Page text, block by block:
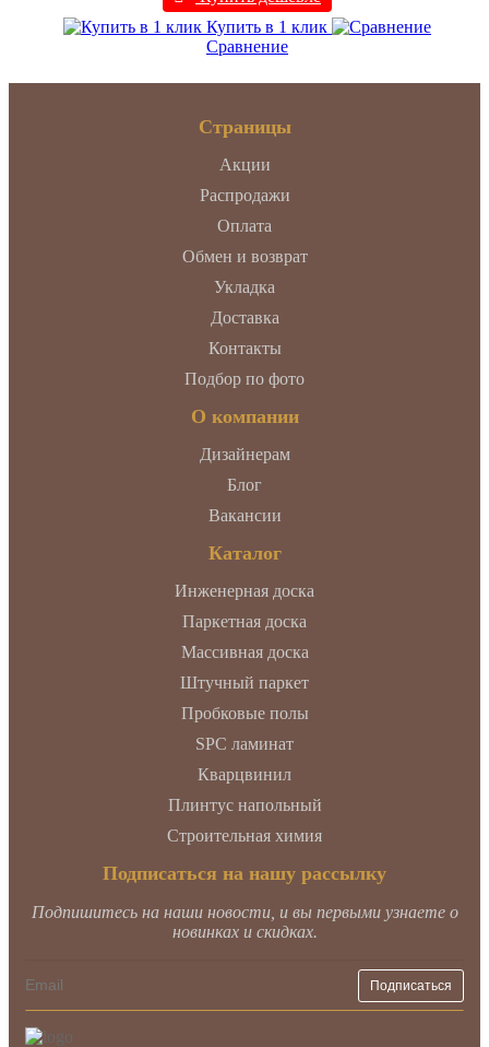
Купить в 1 клик
Сравнение
Страницы
Акции
Распродажи
Оплата
Обмен и возврат
Укладка
Доставка
Контакты
Подбор по фото
О компании
Дизайнерам
Блог
Вакансии
Каталог
Инженерная доска
Паркетная доска
Массивная доска
Штучный паркет
Пробковые полы
SPC ламинат
Кварцвинил
Плинтус напольный
Строительная химия
Подписаться на нашу рассылку
Подпишитесь на наши новости, и вы первыми узнаете о
новинках и скидках.